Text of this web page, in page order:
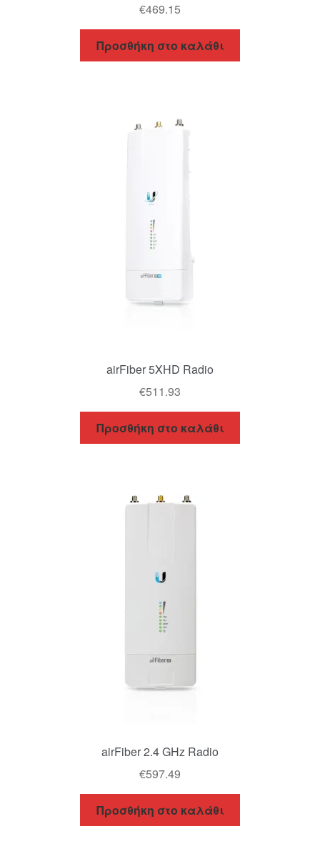
€469.15
Προσθήκη στο καλάθι
airFiber 5XHD Radio
€511.93
Προσθήκη στο καλάθι
airFiber 2.4 GHz Radio
€597.49
Προσθήκη στο καλάθι